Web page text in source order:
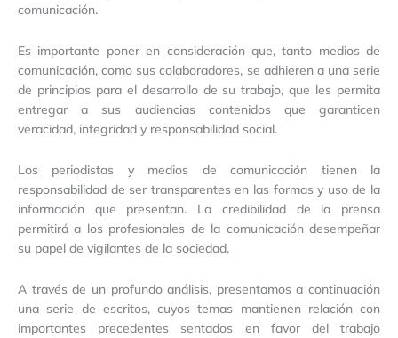
comunicación.
Es importante poner en consideración que, tanto medios de
comunicación, como sus colaboradores, se adhieren a una serie
de principios para el desarrollo de su trabajo, que les permita
entregar a sus audiencias contenidos que garanticen
veracidad, integridad y responsabilidad social.
Los periodistas y medios de comunicación tienen la
responsabilidad de ser transparentes en las formas y uso de la
información que presentan. La credibilidad de la prensa
permitirá a los profesionales de la comunicación desempeñar
su papel de vigilantes de la sociedad.
A través de un profundo análisis, presentamos a continuación
una serie de escritos, cuyos temas mantienen relación con
importantes precedentes sentados en favor del trabajo